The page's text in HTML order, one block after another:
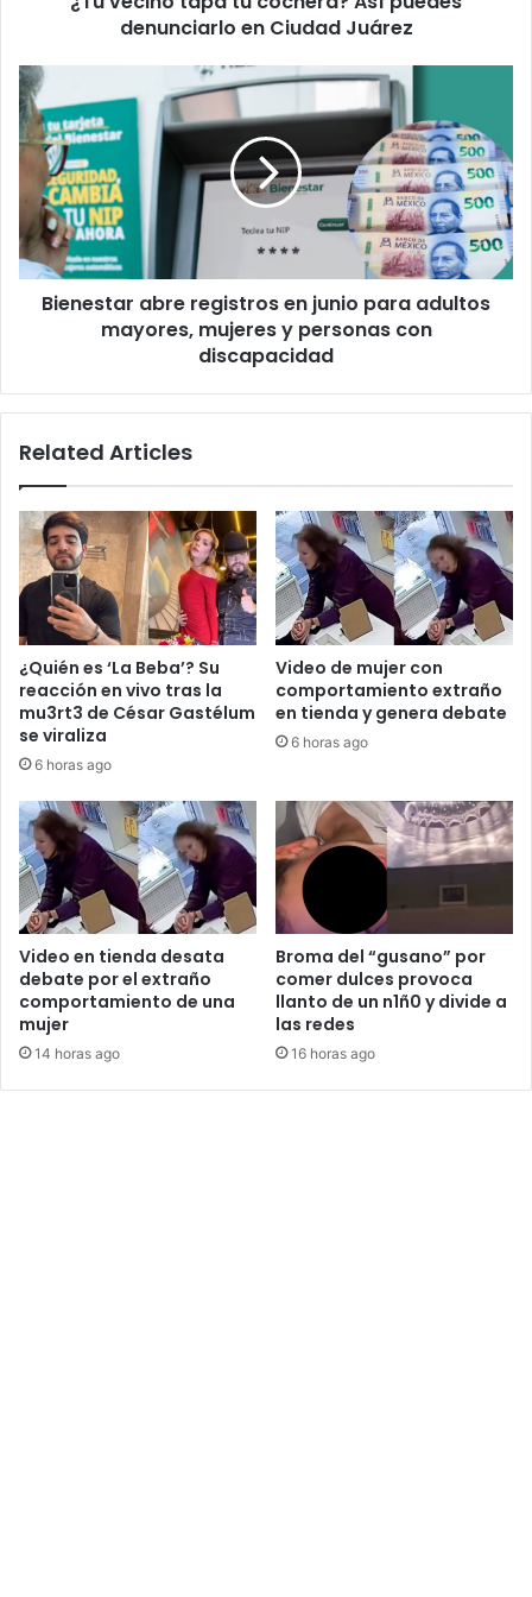
denunciarlo en Ciudad Juárez
Bienestar
abre
registros
en
junio
para
adultos
mayores,
mujeres
Bienestar abre registros en junio para adultos
mayores, mujeres y personas con
discapacidad
Related Articles
¿Quién es ‘La Beba’? Su
reacción en vivo tras la
mu3rt3 de César Gastélum
se viraliza
6 horas ago
Video de mujer con
comportamiento extraño
en tienda y genera debate
6 horas ago
Video en tienda desata
debate por el extraño
comportamiento de una
mujer
14 horas ago
Broma del “gusano” por
comer dulces provoca
llanto de un n1ñ0 y divide a
las redes
16 horas ago